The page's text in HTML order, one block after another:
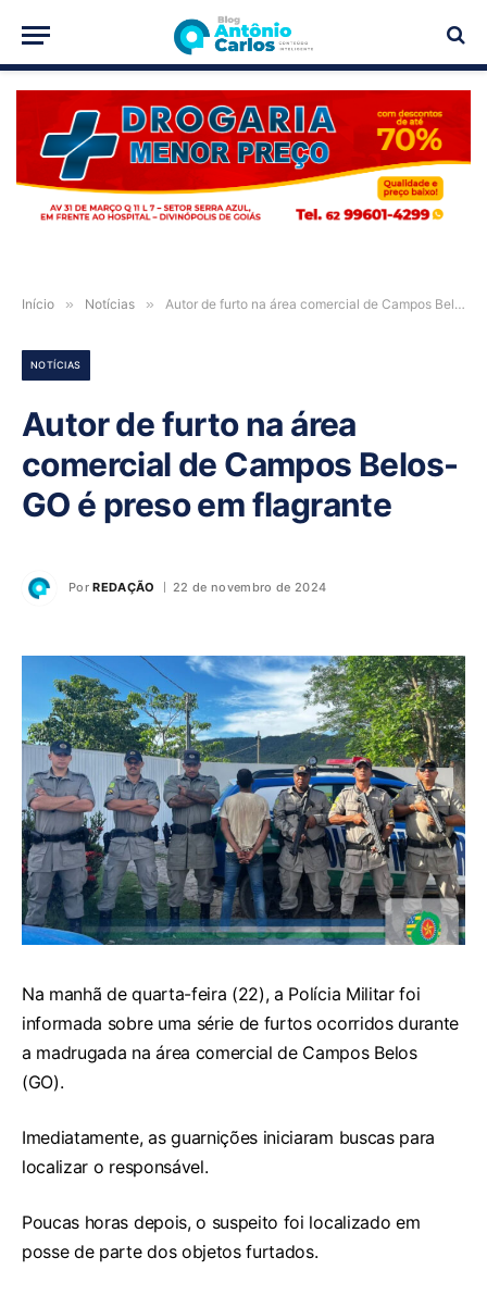
PUBLICIDADE
Início » Notícias » Autor de furto na área comercial de Campos Belos-GO é preso em flagrante
NOTÍCIAS
Autor de furto na área
comercial de Campos Belos-
GO é preso em flagrante
Por REDAÇÃO 22 de novembro de 2024
Na manhã de quarta-feira (22), a Polícia Militar foi
informada sobre uma série de furtos ocorridos durante
a madrugada na área comercial de Campos Belos
(GO).
Imediatamente, as guarnições iniciaram buscas para
localizar o responsável.
Poucas horas depois, o suspeito foi localizado em
posse de parte dos objetos furtados.